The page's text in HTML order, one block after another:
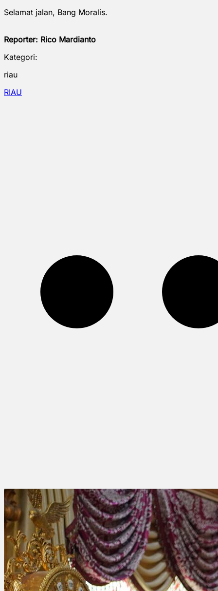
Selamat jalan, Bang Moralis.
Reporter: Rico Mardianto
Kategori:
riau
RIAU